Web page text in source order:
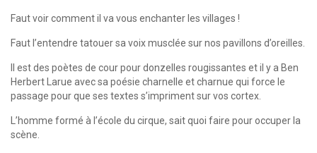
Faut voir comment il va vous enchanter les villages !
Faut l’entendre tatouer sa voix musclée sur nos pavillons d’oreilles.
Il est des poètes de cour pour donzelles rougissantes et il y a Ben
Herbert Larue avec sa poésie charnelle et charnue qui force le
passage pour que ses textes s’impriment sur vos cortex.
L’homme formé à l’école du cirque, sait quoi faire pour occuper la
scène.